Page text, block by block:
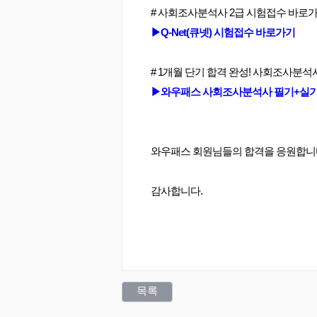
▶Q-Net(큐넷) 시험접수 바로가기
▶와우패스 사회조사분석사 필기+실
와우패스 회원님들의 합격을 응원합
감사합니다.
목록